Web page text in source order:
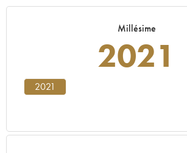
Millésime
2021
2021